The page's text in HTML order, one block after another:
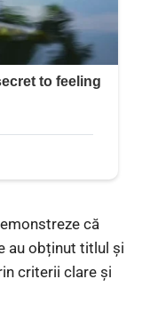
că
au obținut titlul și
criterii clare și